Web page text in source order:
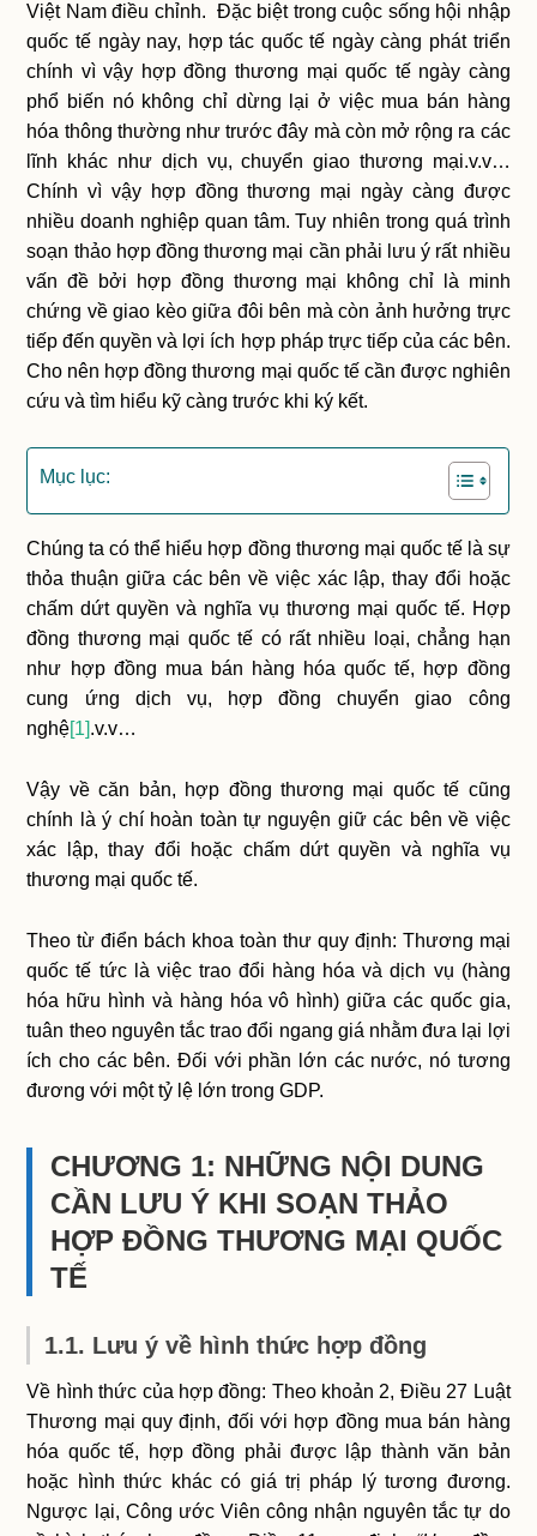
Việt Nam điều chỉnh. Đặc biệt trong cuộc sống hội nhập
quốc tế ngày nay, hợp tác quốc tế ngày càng phát triển
chính vì vậy hợp đồng thương mại quốc tế ngày càng
phổ biến nó không chỉ dừng lại ở việc mua bán hàng
hóa thông thường như trước đây mà còn mở rộng ra các
lĩnh khác như dịch vụ, chuyển giao thương mại.v.v…
Chính vì vậy hợp đồng thương mại ngày càng được
nhiều doanh nghiệp quan tâm. Tuy nhiên trong quá trình
soạn thảo hợp đồng thương mại cần phải lưu ý rất nhiều
vấn đề bởi hợp đồng thương mại không chỉ là minh
chứng về giao kèo giữa đôi bên mà còn ảnh hưởng trực
tiếp đến quyền và lợi ích hợp pháp trực tiếp của các bên.
Cho nên hợp đồng thương mại quốc tế cần được nghiên
cứu và tìm hiểu kỹ càng trước khi ký kết.
Mục lục:
Chúng ta có thể hiểu hợp đồng thương mại quốc tế là sự
thỏa thuận giữa các bên về việc xác lập, thay đổi hoặc
chấm dứt quyền và nghĩa vụ thương mại quốc tế. Hợp
đồng thương mại quốc tế có rất nhiều loại, chẳng hạn
như hợp đồng mua bán hàng hóa quốc tế, hợp đồng
cung ứng dịch vụ, hợp đồng chuyển giao công
nghệ[1].v.v…
Vậy về căn bản, hợp đồng thương mại quốc tế cũng
chính là ý chí hoàn toàn tự nguyện giữ các bên về việc
xác lập, thay đổi hoặc chấm dứt quyền và nghĩa vụ
thương mại quốc tế.
Theo từ điển bách khoa toàn thư quy định: Thương mại
quốc tế tức là việc trao đổi hàng hóa và dịch vụ (hàng
hóa hữu hình và hàng hóa vô hình) giữa các quốc gia,
tuân theo nguyên tắc trao đổi ngang giá nhằm đưa lại lợi
ích cho các bên. Đối với phần lớn các nước, nó tương
đương với một tỷ lệ lớn trong GDP.
CHƯƠNG 1: NHỮNG NỘI DUNG
CẦN LƯU Ý KHI SOẠN THẢO
HỢP ĐỒNG THƯƠNG MẠI QUỐC
TẾ
1.1. Lưu ý về hình thức hợp đồng
Về hình thức của hợp đồng: Theo khoản 2, Điều 27 Luật
Thương mại quy định, đối với hợp đồng mua bán hàng
hóa quốc tế, hợp đồng phải được lập thành văn bản
hoặc hình thức khác có giá trị pháp lý tương đương.
Ngược lại, Công ước Viên công nhận nguyên tắc tự do